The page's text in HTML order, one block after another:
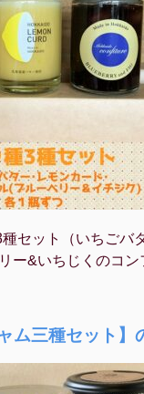
セット（いちごバ
ー&いちじくのコン
ム三種セット】